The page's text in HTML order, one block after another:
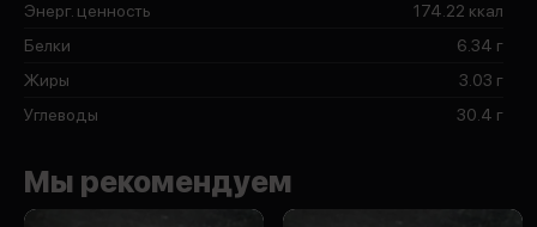
Энерг. ценность
174.22 ккал
Белки
6.34 г
Жиры
3.03 г
Углеводы
30.4 г
Мы рекомендуем